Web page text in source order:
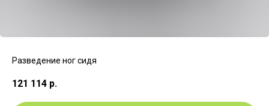
Разведение ног сидя
121 114 р.